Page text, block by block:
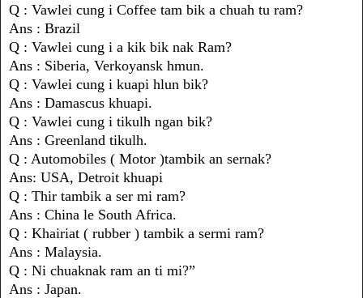
Q : Vawlei cung i Coffee tam bik a chuah tu ram?
Ans : Brazil
Q : Vawlei cung i a kik bik nak Ram?
Ans : Siberia, Verkoyansk hmun.
Q : Vawlei cung i kuapi hlun bik?
Ans : Damascus khuapi.
Q : Vawlei cung i tikulh ngan bik?
Ans : Greenland tikulh.
Q : Automobiles ( Motor )tambik an sernak?
Ans: USA, Detroit khuapi
Q : Thir tambik a ser mi ram?
Ans : China le South Africa.
Q : Khairiat ( rubber ) tambik a sermi ram?
Ans : Malaysia.
Q : Ni chuaknak ram an ti mi?”
Ans : Japan.